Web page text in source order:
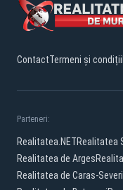
ContactTermeni și condiții
Parteneri:
Realitatea.NETRealitatea
Realitatea de Arges
Realitatea de Caras-